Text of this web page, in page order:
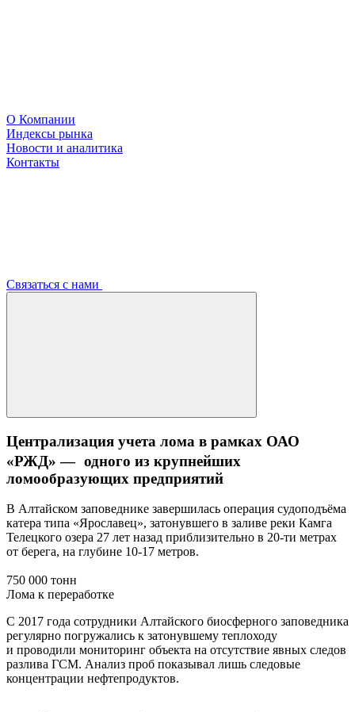
О Компании
Индексы рынка
Новости и аналитика
Контакты
Связаться с нами
Централизация учета лома в рамках ОАО
«РЖД» — одного из крупнейших
ломообразующих предприятий
В Алтайском заповеднике завершилась операция судоподъёма
катера типа «Ярославец», затонувшего в заливе реки Камга
Телецкого озера 27 лет назад приблизительно в 20-ти метрах
от берега, на глубине 10-17 метров.
750 000 тонн
Лома к переработке
С 2017 года сотрудники Алтайского биосферного заповедника
регулярно погружались к затонувшему теплоходу
и проводили мониторинг объекта на отсутствие явных следов
разлива ГСМ. Анализ проб показывал лишь следовые
концентрации нефтепродуктов.